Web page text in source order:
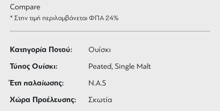
Compare
* Στην τιμή περιλαμβάνεται ΦΠΑ 24%
Κατηγορία Ποτού: Ουίσκι
Τύπος Ουίσκι: Peated, Single Malt
Έτη παλαίωσης: N.A.S
Χώρα Προέλευσης: Σκωτία